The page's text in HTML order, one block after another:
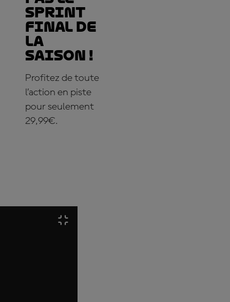
sprint
final de
la
saison !
Profitez de toute
l’action en piste
pour seulement
29,99€.